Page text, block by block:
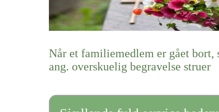
vi hjælper i alle faser af begravelsel
Når et familiemedlem er gået bort,
ang. overskuelig begravelse struer